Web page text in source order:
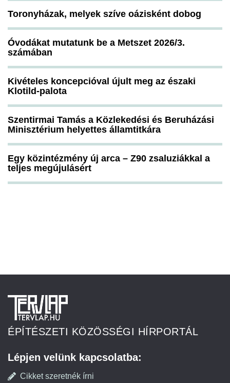
Toronyházak, melyek szíve oázisként dobog
Óvodákat mutatunk be a Metszet 2026/3.
számában
Kivételes koncepcióval újult meg az északi
Klotild-palota
Szentirmai Tamás a Közlekedési és Beruházási
Minisztérium helyettes államtitkára
Egy közintézmény új arca – Z90 zsaluziákkal a
teljes megújulásért
ÉPÍTÉSZETI KÖZÖSSÉGI HÍRPORTÁL
Lépjen velünk kapcsolatba:
Cikket szeretnék írni